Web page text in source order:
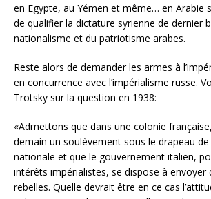
en Egypte, au Yémen et même… en Arabie
de qualifier la dictature syrienne de dernier
nationalisme et du patriotisme arabes.
Reste alors de demander les armes à
en concurrence avec l’impérialisme russe.
Trotsky sur la question en 1938:
«Admettons que dans une colonie
demain un soulèvement sous le drapeau de
nationale et que le gouvernement italien,
intérêts impérialistes, se dispose à envoyer
rebelles. Quelle devrait être en ce cas